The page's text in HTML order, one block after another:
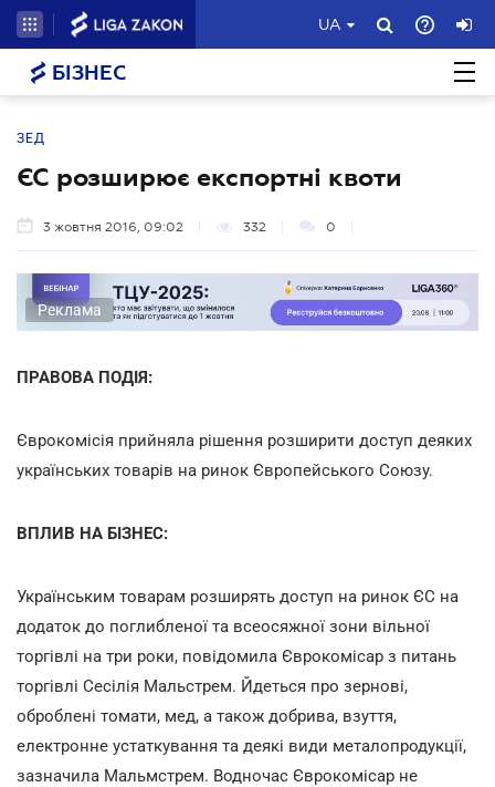
UA
БІЗНЕС
ЗЕД
ЄС розширює експортні квоти
3 жовтня 2016, 09:02 332 0
Реклама
ПРАВОВА ПОДІЯ:
Єврокомісія прийняла рішення розширити доступ деяких
українських товарів на ринок Європейського Союзу.
ВПЛИВ НА БІЗНЕС:
Українським товарам розширять доступ на ринок ЄС на
додаток до поглибленої та всеосяжної зони вільної
торгівлі на три роки, повідомила Єврокомісар з питань
торгівлі Сесілія Мальстрем. Йдеться про зернові,
оброблені томати, мед, а також добрива, взуття,
електронне устаткування та деякі види металопродукції,
зазначила Мальмстрем. Водночас Єврокомісар не